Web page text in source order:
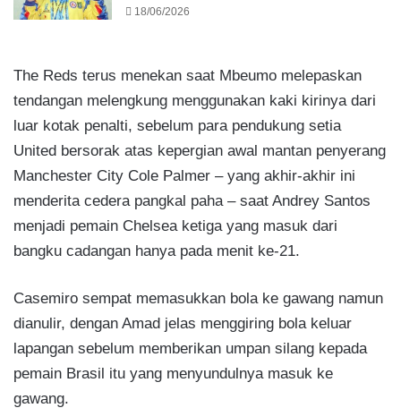
18/06/2026
The Reds terus menekan saat Mbeumo melepaskan
tendangan melengkung menggunakan kaki kirinya dari
luar kotak penalti, sebelum para pendukung setia
United bersorak atas kepergian awal mantan penyerang
Manchester City Cole Palmer – yang akhir-akhir ini
menderita cedera pangkal paha – saat Andrey Santos
menjadi pemain Chelsea ketiga yang masuk dari
bangku cadangan hanya pada menit ke-21.
Casemiro sempat memasukkan bola ke gawang namun
dianulir, dengan Amad jelas menggiring bola keluar
lapangan sebelum memberikan umpan silang kepada
pemain Brasil itu yang menyundulnya masuk ke
gawang.